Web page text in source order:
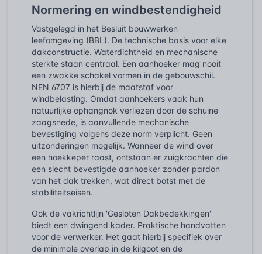
Normering en windbestendigheid
Vastgelegd in het Besluit bouwwerken
leefomgeving (BBL). De technische basis voor elke
dakconstructie. Waterdichtheid en mechanische
sterkte staan centraal. Een aanhoeker mag nooit
een zwakke schakel vormen in de gebouwschil.
NEN 6707 is hierbij de maatstaf voor
windbelasting. Omdat aanhoekers vaak hun
natuurlijke ophangnok verliezen door de schuine
zaagsnede, is aanvullende mechanische
bevestiging volgens deze norm verplicht. Geen
uitzonderingen mogelijk. Wanneer de wind over
een hoekkeper raast, ontstaan er zuigkrachten die
een slecht bevestigde aanhoeker zonder pardon
van het dak trekken, wat direct botst met de
stabiliteitseisen.
Ook de vakrichtlijn 'Gesloten Dakbedekkingen'
biedt een dwingend kader. Praktische handvatten
voor de verwerker. Het gaat hierbij specifiek over
de minimale overlap in de kilgoot en de